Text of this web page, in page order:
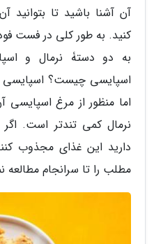
آن آشنا باشید تا بتوانید
کنید. به طور کلی در فست
به دو دستۀ نرمال و
اسپایسی چیست؟ اسپایسی
اما منظور از مرغ
نرمال کمی تندتر است.
دارید این غذای مجذوب
مطلب را تا سرانجام مطالعه